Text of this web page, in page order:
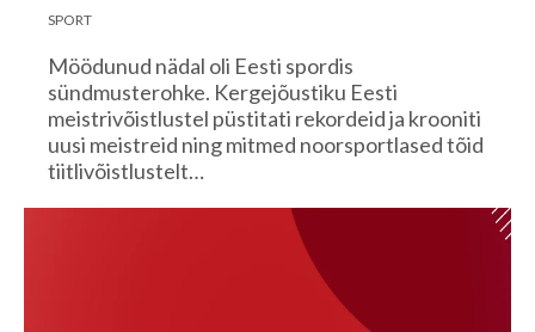
SPORT
Möödunud nädal oli Eesti spordis
sündmusterohke. Kergejõustiku Eesti
meistrivõistlustel püstitati rekordeid ja krooniti
uusi meistreid ning mitmed noorsportlased tõid
tiitlivõistlustelt…